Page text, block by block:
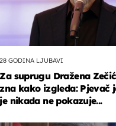
28 GODINA LJUBAVI
Za suprugu Dražena
zna kako izgleda: Pjevač
je nikada ne pokazuje...